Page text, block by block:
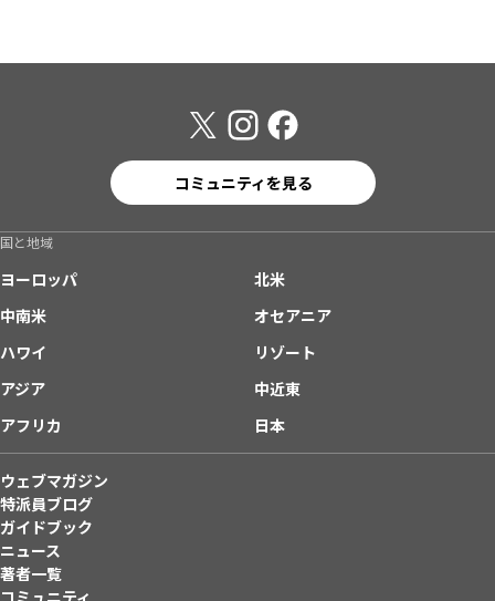
コミュニティを見る
国と地域
ヨーロッパ
北米
中南米
オセアニア
ハワイ
リゾート
アジア
中近東
アフリカ
日本
ウェブマガジン
特派員ブログ
ガイドブック
ニュース
著者一覧
コミュニティ